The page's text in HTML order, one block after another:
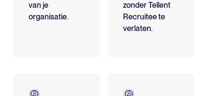
van je
organisatie.
zonder Tellent
Recruitee te
verlaten.